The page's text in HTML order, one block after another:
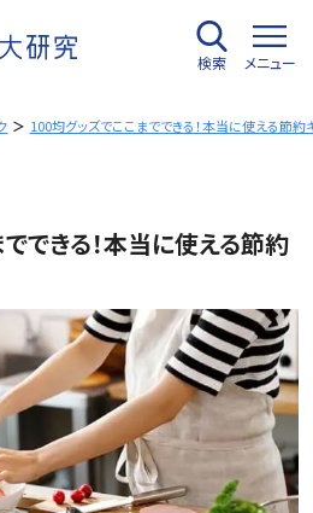
検索 メニュー
100均グッズでここまでできる！本当に使える節約
できる！本当に使える節約